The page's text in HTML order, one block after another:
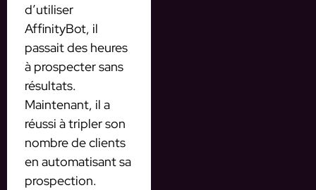
d’utiliser
AffinityBot, il
passait des heures
à prospecter sans
résultats.
Maintenant, il a
réussi à tripler son
nombre de clients
en automatisant sa
prospection.